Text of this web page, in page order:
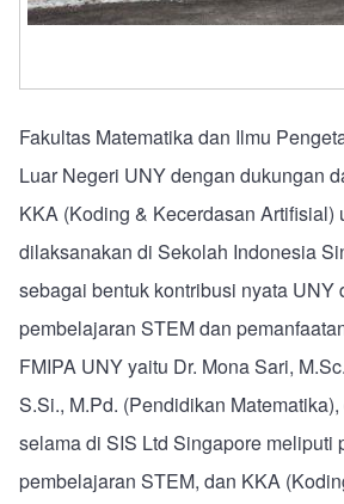
Fakultas Matematika dan Ilmu
Luar Negeri UNY dengan dukungan
KKA (Koding & Kecerdasan
dilaksanakan di Sekolah Indonesia
sebagai bentuk kontribusi nyata
pembelajaran STEM dan
FMIPA UNY yaitu Dr. Mona Sari,
S.Si., M.Pd. (Pendidikan
selama di SIS Ltd Singapore
pembelajaran STEM, dan KKA